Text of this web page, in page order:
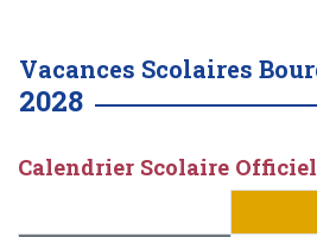
Vacances Scolaires
2028
Calendrier Scolaire